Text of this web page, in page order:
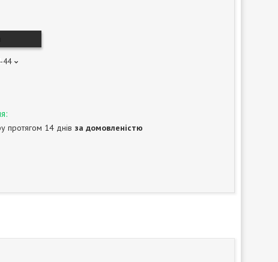
44
протягом 14 днів за домовленістю